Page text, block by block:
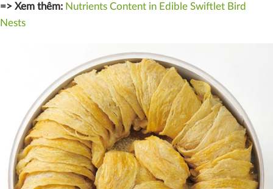
=> Xem thêm: Nutrients Content in Edible Swiftlet Bird
Nests